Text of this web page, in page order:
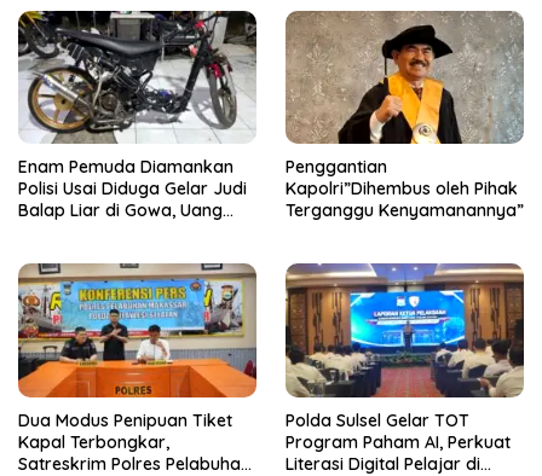
Enam Pemuda Diamankan
Polisi Usai Diduga Gelar Judi
Balap Liar di Gowa, Uang
Penggantian
Kapolri”Dihembus oleh Pihak
Terganggu Kenyamanannya”
Dua Modus Penipuan Tiket
Kapal Terbongkar,
Satreskrim Polres Pelabuhan
Polda Sulsel Gelar TOT
Program Paham AI, Perkuat
Literasi Digital Pelajar di